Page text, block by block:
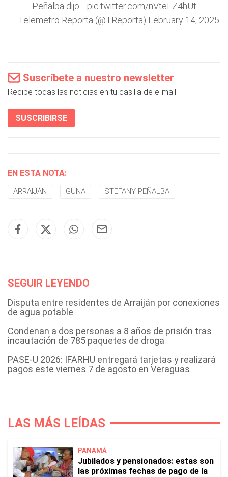
Peñalba dijo… pic.twitter.com/nVteLZ4hUt
— Telemetro Reporta (@TReporta) February 14, 2025
Suscríbete a nuestro newsletter
Recibe todas las noticias en tu casilla de e-mail.
SUSCRIBIRSE
EN ESTA NOTA:
ARRAIJÁN GUNA STEFANY PEÑALBA
SEGUIR LEYENDO
Disputa entre residentes de Arraiján por conexiones
de agua potable
Condenan a dos personas a 8 años de prisión tras
incautación de 785 paquetes de droga
PASE-U 2026: IFARHU entregará tarjetas y realizará
pagos este viernes 7 de agosto en Veraguas
LAS MÁS LEÍDAS
PANAMÁ
Jubilados y pensionados: estas son
las próximas fechas de pago de la